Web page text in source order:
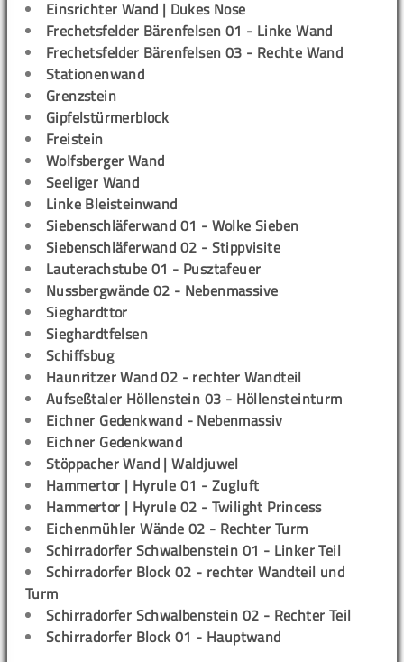
Einsrichter Wand | Dukes Nose
Frechetsfelder Bärenfelsen 01 - Linke Wand
Frechetsfelder Bärenfelsen 03 - Rechte Wand
Stationenwand
Grenzstein
Gipfelstürmerblock
Freistein
Wolfsberger Wand
Seeliger Wand
Linke Bleisteinwand
Siebenschläferwand 01 - Wolke Sieben
Siebenschläferwand 02 - Stippvisite
Lauterachstube 01 - Pusztafeuer
Nussbergwände 02 - Nebenmassive
Sieghardttor
Sieghardtfelsen
Schiffsbug
Haunritzer Wand 02 - rechter Wandteil
Aufseßtaler Höllenstein 03 - Höllensteinturm
Eichner Gedenkwand - Nebenmassiv
Eichner Gedenkwand
Stöppacher Wand | Waldjuwel
Hammertor | Hyrule 01 - Zugluft
Hammertor | Hyrule 02 - Twilight Princess
Eichenmühler Wände 02 - Rechter Turm
Schirradorfer Schwalbenstein 01 - Linker Teil
Schirradorfer Block 02 - rechter Wandteil und
Turm
Schirradorfer Schwalbenstein 02 - Rechter Teil
Schirradorfer Block 01 - Hauptwand